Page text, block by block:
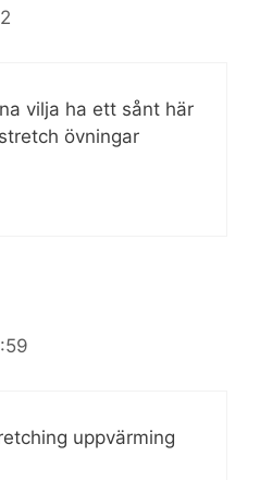
vilja ha ett sånt här
övningar
uppvärming